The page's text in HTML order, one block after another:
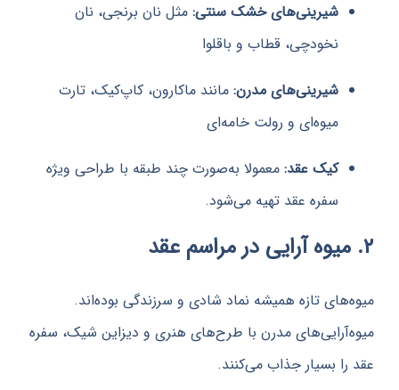
شیرینی‌های خشک سنتی:مثل نان برنجی، نان
نخودچی، قطاب و باقلوا
شیرینی‌های مدرن:مانند ماکارون، کاپ‌کیک، تارت
میوه‌ای و رولت خامه‌ای
کیک عقد:معمولا به‌صورت چند طبقه با طراحی ویژه
سفره عقد تهیه می‌شود.
تازه همیشه نماد شادی و سرزندگی بوده‌اند.
مدرن با طرح‌های هنری و دیزاین شیک، سفره
بسیار جذاب می‌کنند.